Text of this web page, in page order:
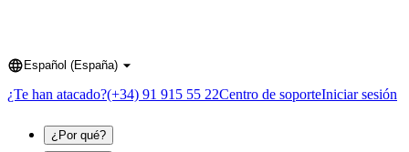
Language
Español (España)
¿Te han atacado?(+34) 91 915 55 22Centro de soporteIniciar sesión
¿Por qué?